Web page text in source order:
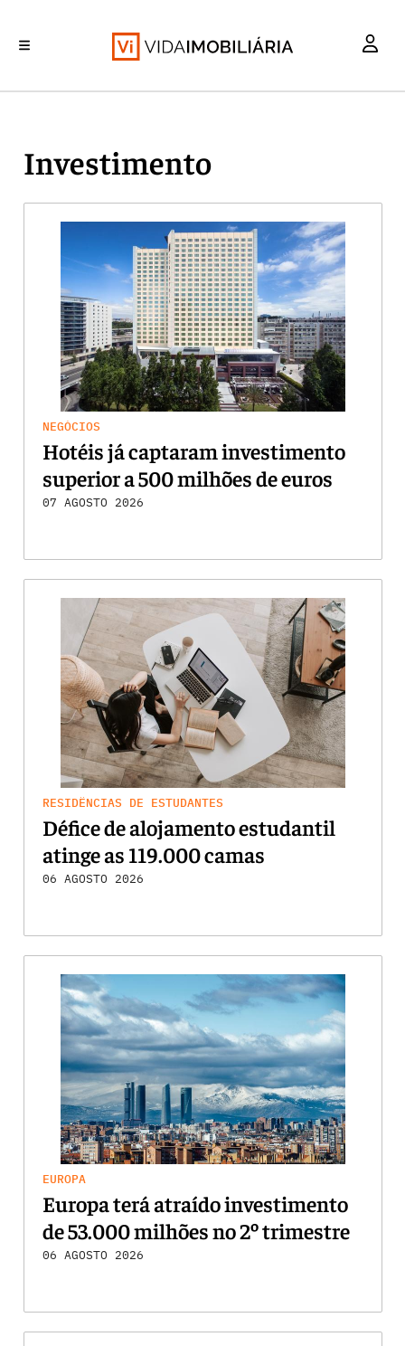
Investimento
NEGÓCIOS
Hotéis já captaram investimento
superior a 500 milhões de euros
07 AGOSTO 2026
RESIDÊNCIAS DE ESTUDANTES
Défice de alojamento estudantil
atinge as 119.000 camas
06 AGOSTO 2026
EUROPA
Europa terá atraído investimento
de 53.000 milhões no 2º trimestre
06 AGOSTO 2026